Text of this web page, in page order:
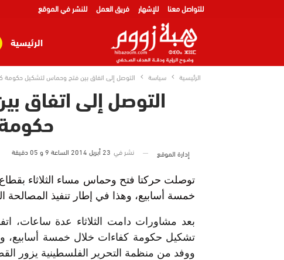
للتواصل معنا للإشهار فريق العمل للنشر في الموقع
الرئيسية
الرئيسية سياسة التوصل إلى اتفاق بين فتح وحماس لتشكيل حكومة
التوصل إلى اتفاق
إدارة الموقع نشر في 23 أبريل 2014 الساعة 9 و 05 دقيقة
توصلت حركتا فتح وحماس مساء الثلاثاء
خمسة أسابيع، وهذا في إطار تنفيذ المصالحة
بعد مشاورات دامت الثلاثاء عدة ساعات،
تشكيل حكومة كفاءات خلال خمسة
ووفد من منظمة التحرير الفلسطينية يزور